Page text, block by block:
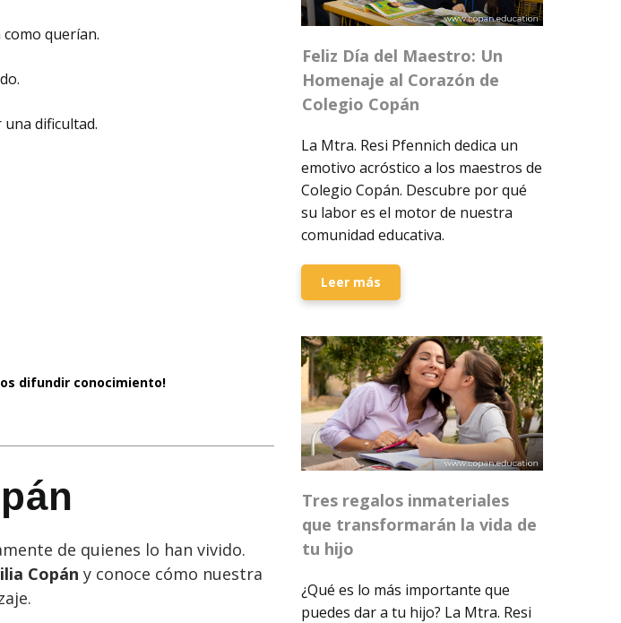
querían.
dificultad.
difundir conocimiento!
de quienes lo han vivido.
Copán y conoce cómo nuestra
Feliz Día del Maestro: Un
Homenaje al Corazón de
Colegio Copán
La Mtra. Resi Pfennich dedica un
emotivo acróstico a los maestros de
Colegio Copán. Descubre por qué
su labor es el motor de nuestra
comunidad educativa.
Leer más
Tres regalos inmateriales
que transformarán la vida de
tu hijo
¿Qué es lo más importante que
puedes dar a tu hijo? La Mtra. Resi